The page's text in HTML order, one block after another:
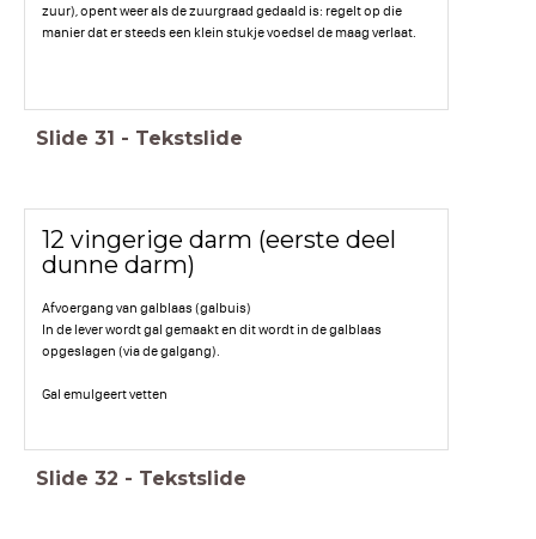
zuur), opent weer als de zuurgraad gedaald is: regelt op die
manier dat er steeds een klein stukje voedsel de maag verlaat.
Slide 31 - Tekstslide
12 vingerige darm (eerste deel
dunne darm)
Afvoergang van galblaas (galbuis)
In de lever wordt gal gemaakt en dit wordt in de galblaas
opgeslagen (via de galgang).
Gal emulgeert vetten
Slide 32 - Tekstslide